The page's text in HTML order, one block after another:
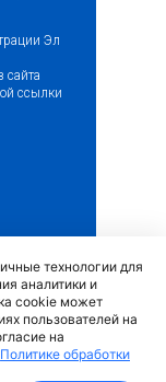
Эл
сайта
ссылки
технологии для
аналитики и
cookie может
пользователей на
на
Политике обработки